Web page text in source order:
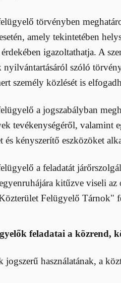
törvényben
amely tekintetében
igazoltathatja. A
nyilvántartásáról szóló
személy közlését is
a jogszabályban
tevékenységéről, valamint
és kényszerítő eszközöket
a feladatát
kitűzve viseli
Felügyelő Tárnok"
feladatai a közrend,
jogszerű használatának, a